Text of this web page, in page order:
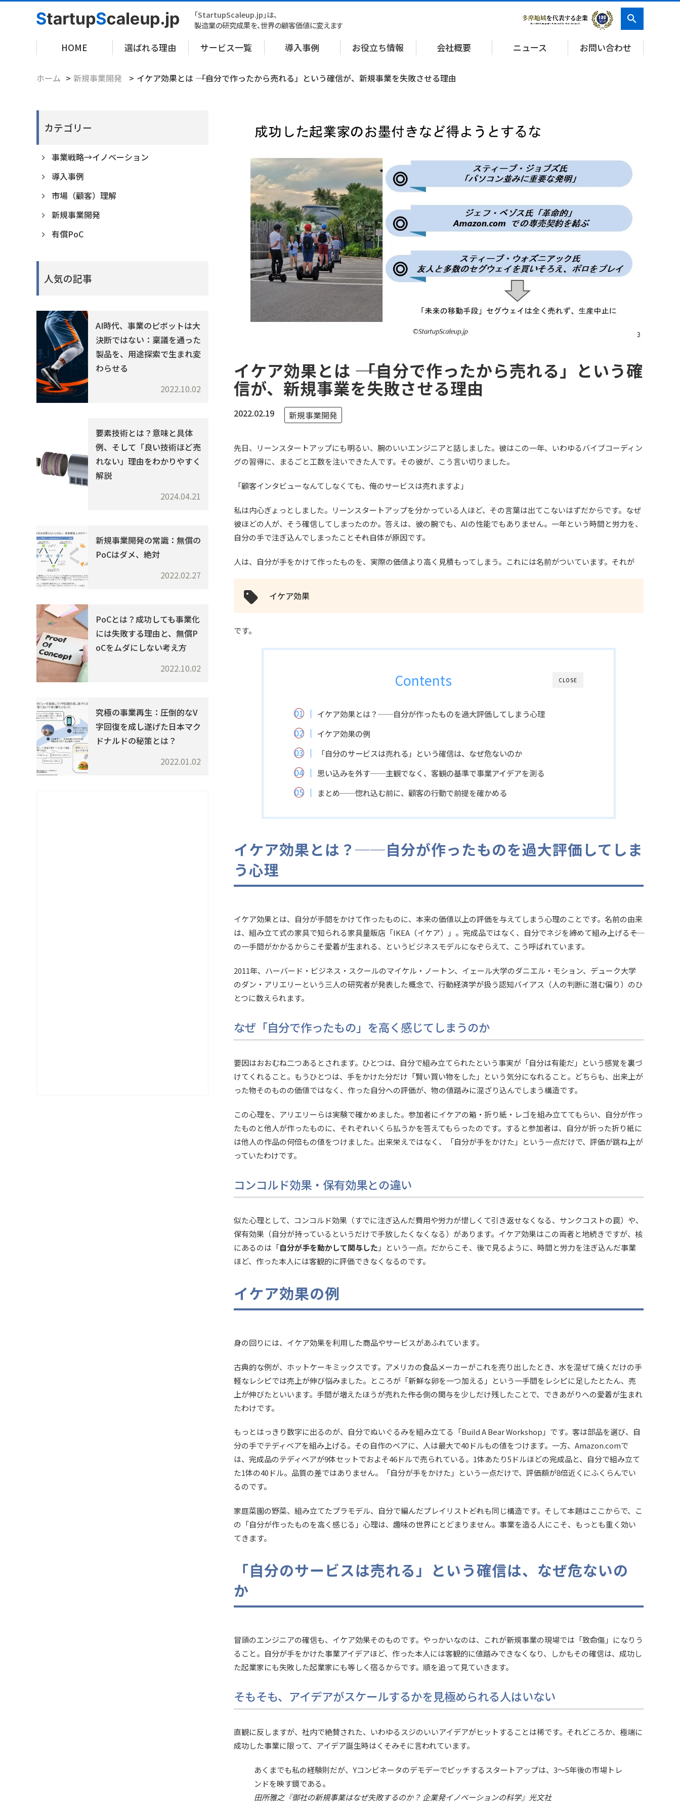
「StartupScaleup.jp」は、
製造業の研究成果を、世界の顧客価値に変えます
HOME 選ばれる理由 サービス一覧 導入事例 お役立ち情報 会社概要 ニュース お問い合わせ
ホーム 新規事業開発 イケア効果とは ―― 「自分で作ったから売れる」という確信が、新規事業を失敗させる理由
イケア効果とは ―― 「自分で作ったから売れる」という確
信が、新規事業を失敗させる理由
2022.02.19 新規事業開発
先日、リーンスタートアップにも明るい、腕のいいエンジニアと話しました。彼はこの一年、いわゆるバイブコーディン
グの習得に、まるごと工数を注いできた人です。その彼が、こう言い切りました。
「顧客インタビューなんてしなくても、俺のサービスは売れますよ」
私は内心ぎょっとしました。リーンスタートアップを分かっている人ほど、その言葉は出てこないはずだからです。なぜ
彼ほどの人が、そう確信してしまったのか。答えは、彼の腕でも、AIの性能でもありません。一年という時間と労力を、
自分の手で注ぎ込んでしまったこと――それ自体が原因です。
人は、自分が手をかけて作ったものを、実際の価値より高く見積もってしまう。これには名前がついています。それが
イケア効果
です。
CLOSE
Contents
イケア効果とは？──自分が作ったものを過大評価してしまう心理
イケア効果の例
「自分のサービスは売れる」という確信は、なぜ危ないのか
思い込みを外す──主観でなく、客観の基準で事業アイデアを測る
まとめ──惚れ込む前に、顧客の行動で前提を確かめる
イケア効果とは？──自分が作ったものを過大評価してしま
う心理
イケア効果とは、自分が手間をかけて作ったものに、本来の価値以上の評価を与えてしまう心理のことです。名前の由来
は、組み立て式の家具で知られる家具量販店「IKEA（イケア）」。完成品ではなく、自分でネジを締めて組み上げる――そ
の一手間がかかるからこそ愛着が生まれる、というビジネスモデルになぞらえて、こう呼ばれています。
2011年、ハーバード・ビジネス・スクールのマイケル・ノートン、イェール大学のダニエル・モション、デューク大学
のダン・アリエリーという三人の研究者が発表した概念で、行動経済学が扱う認知バイアス（人の判断に潜む偏り）のひ
とつに数えられます。
なぜ「自分で作ったもの」を高く感じてしまうのか
要因はおおむね二つあるとされます。ひとつは、自分で組み立てられたという事実が「自分は有能だ」という感覚を裏づ
けてくれること。もうひとつは、手をかけた分だけ「賢い買い物をした」という気分になれること。どちらも、出来上が
った物そのものの価値ではなく、作った自分への評価が、物の値踏みに混ざり込んでしまう構造です。
この心理を、アリエリーらは実験で確かめました。参加者にイケアの箱・折り紙・レゴを組み立ててもらい、自分が作っ
たものと他人が作ったものに、それぞれいくら払うかを答えてもらったのです。すると参加者は、自分が折った折り紙に
は他人の作品の何倍もの値をつけました。出来栄えではなく、「自分が手をかけた」という一点だけで、評価が跳ね上が
っていたわけです。
コンコルド効果・保有効果との違い
似た心理として、コンコルド効果（すでに注ぎ込んだ費用や労力が惜しくて引き返せなくなる、サンクコストの罠）や、
保有効果（自分が持っているというだけで手放したくなくなる）があります。イケア効果はこの両者と地続きですが、核
にあるのは「自分が手を動かして関与した 」という一点。だからこそ、後で見るように、時間と労力を注ぎ込んだ事業
ほど、作った本人には客観的に評価できなくなるのです。
イケア効果の例
身の回りには、イケア効果を利用した商品やサービスがあふれています。
古典的な例が、ホットケーキミックスです。アメリカの食品メーカーがこれを売り出したとき、水を混ぜて焼くだけの手
軽なレシピでは売上が伸び悩みました。ところが「新鮮な卵を一つ加える」という一手間をレシピに足したとたん、売
上が伸びたといいます。手間が増えたほうが売れた――作る側の関与を少しだけ残したことで、できあがりへの愛着が生まれ
たわけです。
もっとはっきり数字に出るのが、自分でぬいぐるみを組み立てる「Build A Bear Workshop」です。客は部品を選び、自
分の手でテディベアを組み上げる。その自作のベアに、人は最大で40ドルもの値をつけます。一方、Amazon.comで
は、完成品のテディベアが9体セットでおよそ46ドルで売られている。1体あたり5ドルほどの完成品と、自分で組み立て
た1体の40ドル。品質の差ではありません。「自分が手をかけた」という一点だけで、評価額が8倍近くにふくらんでい
るのです。
家庭菜園の野菜、組み立てたプラモデル、自分で編んだプレイリスト――どれも同じ構造です。そして本題はここからで、こ
の「自分が作ったものを高く感じる」心理は、趣味の世界にとどまりません。事業を造る人にこそ、もっとも重く効い
てきます。
「自分のサービスは売れる」という確信は、なぜ危ないの
か
冒頭のエンジニアの確信も、イケア効果そのものです。やっかいなのは、これが新規事業の現場では「致命傷」になりう
ること。自分が手をかけた事業アイデアほど、作った本人には客観的に値踏みできなくなり、しかもその確信は、成功し
た起業家にも失敗した起業家にも等しく宿るからです。順を追って見ていきます。
そもそも、アイデアがスケールするかを見極められる人はいない
直観に反しますが、社内で絶賛された、いわゆるスジのいいアイデアがヒットすることは稀です。それどころか、極端に
成功した事業に限って、アイデア誕生時はくそみそに言われています。
あくまでも私の経験則だが、Yコンビネータのデモデーでピッチするスタートアップは、3〜5年後の市場トレ
ンドを映す鏡である。
田所雅之『御社の新規事業はなぜ失敗するのか？ 企業発イノベーションの科学』光文社
カテゴリー
事業戦略→イノベーション
導入事例
市場（顧客）理解
新規事業開発
有償PoC
人気の記事
AI時代、事業のピボットは大
決断ではない：稟議を通った
製品を、用途探索で生まれ変
わらせる
2022.10.02
要素技術とは？意味と具体
例、そして「良い技術ほど売
れない」理由をわかりやすく
解説
2024.04.21
新規事業開発の常識：無償の
PoCはダメ、絶対
2022.02.27
PoCとは？成功しても事業化
には失敗する理由と、無償P
oCをムダにしない考え方
2022.10.02
究極の事業再生：圧倒的なV
字回復を成し遂げた日本マク
ドナルドの秘策とは？
2022.01.02